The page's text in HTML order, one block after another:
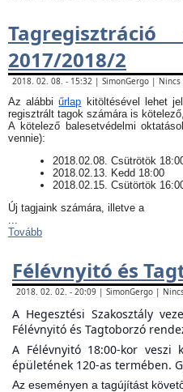
2017/2018/2
2018. 02. 08. - 15:32 | SimonGergo |
Az alábbiűrlap kitöltésével lehet
regisztrált tagok számára is
​A kötelező balesetvédelmi
vennie):
​2018.02.08. Csütrötök
2018.02.13. Kedd 18:00
2018.02.15. Csütörtök
Új tagjaink számára, illetve a
Tovább
Félévnyitó és
2018. 02. 02. - 20:09 | SimonGergo |
A Hegesztési Szakosztály
Félévnyitó és Tagtoborzó
A Félévnyitó 18:00-kor
épületének 120-as termében.
Az eseményen a tagújítást